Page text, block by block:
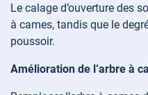
Le calage d’ouverture des
à cames, tandis que le
poussoir.
Amélioration de l’arbre à